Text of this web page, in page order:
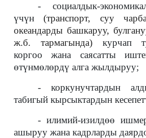
- социалдык-
үчүн(транспорт, суу
океандарды башкаруу,
ж.б. тармагында)курчап
коргоо жана саясатты
өтүнмөлөрдү алга жылдыруу;
- коркунучтардын
табигый кырсыктардын
- илимий-изилдөө
ашыруу жана кадрларды